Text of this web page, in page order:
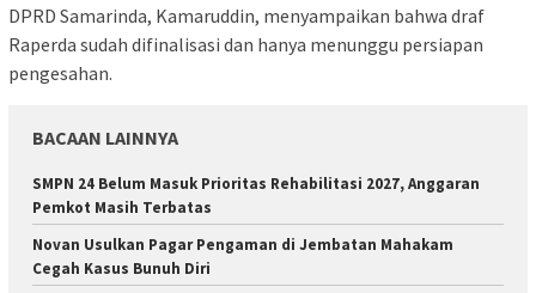
DPRD Samarinda, Kamaruddin, menyampaikan bahwa draf
Raperda sudah difinalisasi dan hanya menunggu persiapan
pengesahan.
BACAAN LAINNYA
SMPN 24 Belum Masuk Prioritas Rehabilitasi 2027, Anggaran
Pemkot Masih Terbatas
Novan Usulkan Pagar Pengaman di Jembatan Mahakam
Cegah Kasus Bunuh Diri